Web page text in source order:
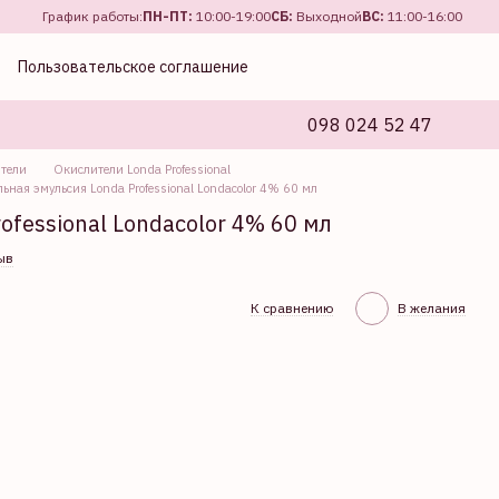
График работы:ПН-ПТ: 10:00-19:00СБ: ВыходнойВС: 11:00-16:00
Пользовательское соглашение
098 024 52 47
Окислители Londa Professional
эмульсия Londa Professional Londacolor 4% 60 мл
Londacolor 4% 60 мл
К сравнению В желания